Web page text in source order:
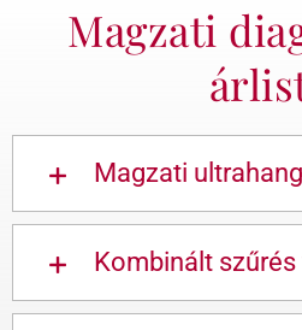
Magzati
Magzati
Kombinált